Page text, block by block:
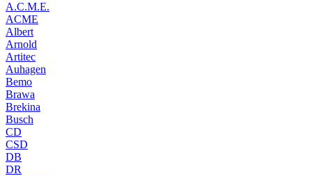
A.C.M.E.
ACME
Albert
Arnold
Artitec
Auhagen
Bemo
Brawa
Brekina
Busch
CD
CSD
DB
DR